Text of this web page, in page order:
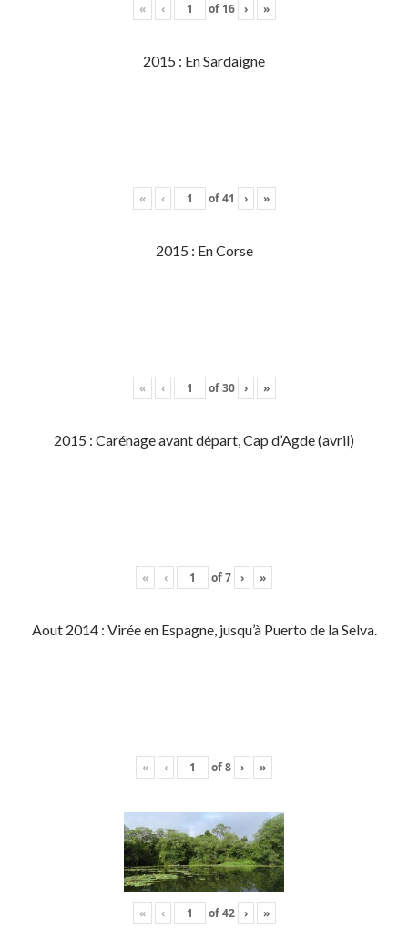
« ‹ of 16 › »
2015 : En Sardaigne
« ‹ of41 › »
2015 : En Corse
« ‹ of30 › »
2015 : Carénage avant départ, Cap d’Agde (avril)
« ‹ of7 › »
Aout 2014 : Virée en Espagne, jusqu’à Puerto de la Selva.
« ‹ of8 › »
« ‹ of42 › »